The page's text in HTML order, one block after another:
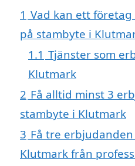
1 Vad kan ett
på stambyte i
1.1 Tjänster som
Klutmark
2 Få alltid minst 3
stambyte i Klutmark
3 Få tre
Klutmark från